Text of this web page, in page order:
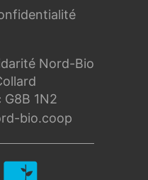
Nord-Bio
G8B 1N2
bio.coop